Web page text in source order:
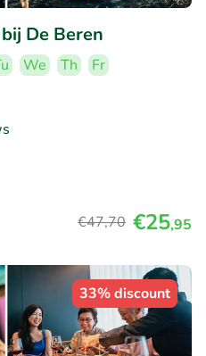
De Beren
We Th
Fr
€47,70 €25,95
33% discount